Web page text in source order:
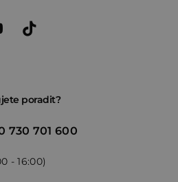
poradit?
730 701 600
- 16:00)